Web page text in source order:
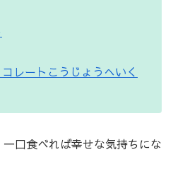
レートこうじょうへいく
口食べれば幸せな気持ちにな